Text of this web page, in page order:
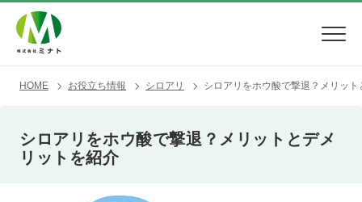
HOME お役立ち情報 シロアリ シロアリをホウ酸で撃退？メリッ
シロアリをホウ酸で撃退？メリットとデメ
リットを紹介